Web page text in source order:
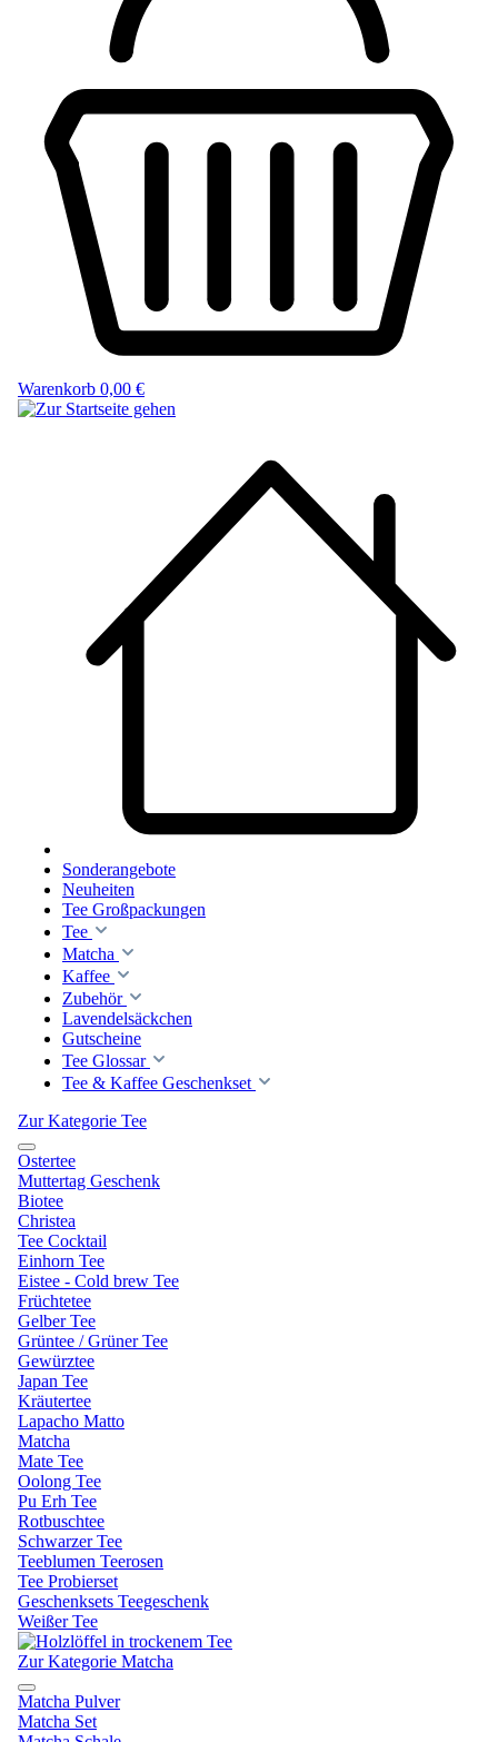
Warenkorb 0,00 €
Sonderangebote
Neuheiten
Tee Großpackungen
Tee
Matcha
Kaffee
Zubehör
Lavendelsäckchen
Gutscheine
Tee Glossar
Tee & Kaffee Geschenkset
Zur Kategorie Tee
Ostertee
Muttertag Geschenk
Biotee
Christea
Tee Cocktail
Einhorn Tee
Eistee - Cold brew Tee
Früchtetee
Gelber Tee
Grüntee / Grüner Tee
Gewürztee
Japan Tee
Kräutertee
Lapacho Matto
Matcha
Mate Tee
Oolong Tee
Pu Erh Tee
Rotbuschtee
Schwarzer Tee
Teeblumen Teerosen
Tee Probierset
Geschenksets Teegeschenk
Weißer Tee
Zur Kategorie Matcha
Matcha Pulver
Matcha Set